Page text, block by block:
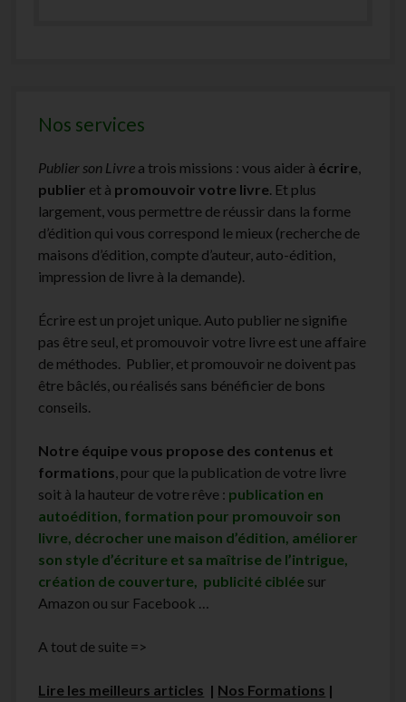
Nos services
Publier son Livre a trois missions : vous aider à écrire,
publier et à promouvoir votre livre. Et plus
largement, vous permettre de réussir dans la forme
d’édition qui vous correspond le mieux (recherche de
maisons d’édition, compte d’auteur, auto-édition,
impression de livre à la demande).
Écrire est un projet unique. Auto publier ne signifie
pas être seul, et promouvoir votre livre est une affaire
de méthodes. Publier, et promouvoir ne doivent pas
être bâclés, ou réalisés sans bénéficier de bons
conseils.
Notre équipe vous propose des contenus et
formations, pour que la publication de votre livre
soit à la hauteur de votre rêve : publication en
autoédition, formation pour promouvoir son
livre, décrocher une maison d’édition, améliorer
son style d’écriture et sa maîtrise de l’intrigue,
création de couverture, publicité ciblée sur
Amazon ou sur Facebook …
A tout de suite =>
Lire les meilleurs articles | Nos Formations |